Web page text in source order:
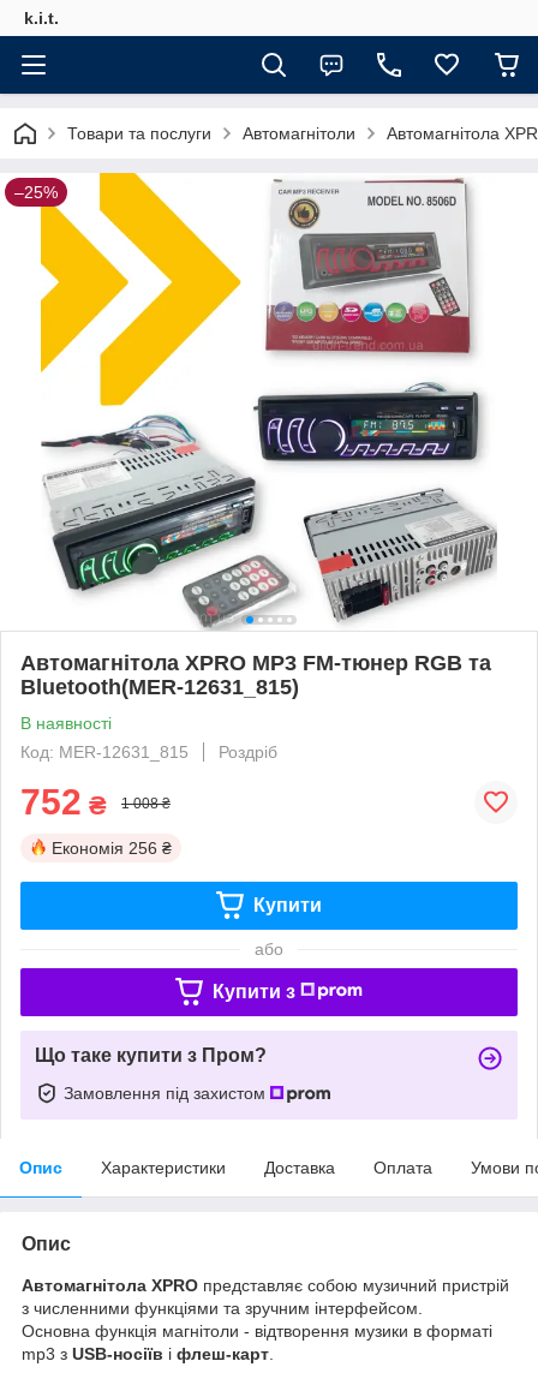
k.i.t.
Товари та послуги Автомагнітоли Автомагнітола
–25%
Автомагнітола XPRO MP3 FM-тюнер RGB та
Bluetooth(MER-12631_815)
В наявності
Код: MER-12631_815
Роздріб
752 ₴ 1 008 ₴
Економія 256 ₴
Купити
або
Купити з
Що таке купити з Пром?
Замовлення під захистом
Опис Характеристики Доставка Оплата Умови
Опис
Автомагнітола XPRO представляє собою музичний пристрій
з численними функціями та зручним інтерфейсом.
Основна функція магнітоли - відтворення музики в форматі
mp3 з USB-носіїв і флеш-карт